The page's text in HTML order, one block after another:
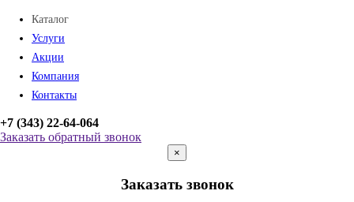
Каталог
Услуги
Акции
Компания
Контакты
+7 (343) 22-64-064
Заказать обратный звонок
×
Заказать звонок